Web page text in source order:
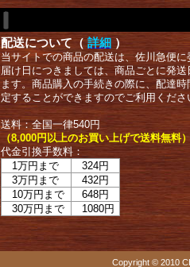
配送について（ 詳細 ）
当サイトでの商品の配送は、佐川急便
届け日につきましては、商品ごとに発
ます。商品購入の手続きの際に、配達
定することができますのでご利用くださ
送料：全国一律540円
（8,000円以上のお買い上げで送料無料
代金引換手数料：
1万円まで
324円
3万円まで
432円
10万円まで
648円
30万円まで
1080円
Copyright © 2010